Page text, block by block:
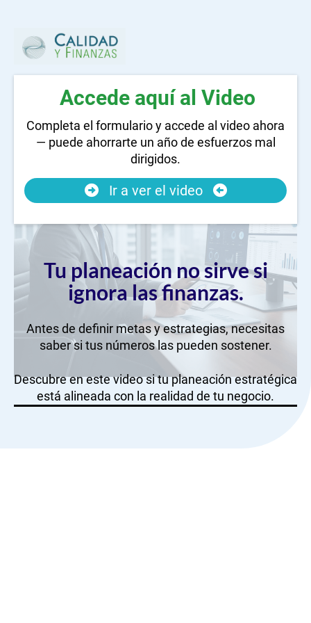
Tu planeación no sirve si
ignora las finanzas.
Antes de definir metas y estrategias, necesitas
saber si tus números las pueden sostener.
Descubre en este video si tu planeación estratégica
está alineada con la realidad de tu negocio.
Accede aquí al Video
Completa el formulario y accede al video ahora
— puede ahorrarte un año de esfuerzos mal
dirigidos.
Ir a ver el video